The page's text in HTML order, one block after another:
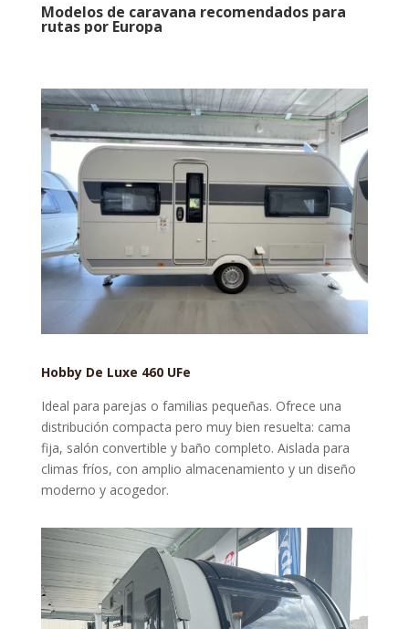
Modelos de caravana recomendados para
rutas por Europa
Hobby De Luxe 460 UFe
Ideal para parejas o familias pequeñas. Ofrece una
distribución compacta pero muy bien resuelta: cama
fija, salón convertible y baño completo. Aislada para
climas fríos, con amplio almacenamiento y un diseño
moderno y acogedor.